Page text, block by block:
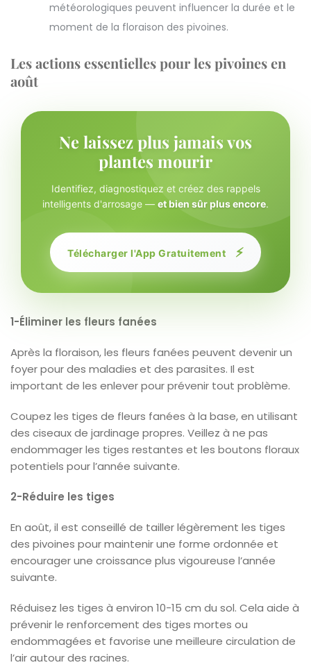
météorologiques peuvent influencer la durée et le
moment de la floraison des pivoines.
Les actions essentielles pour les pivoines en
août
Ne laissez plus jamais vos
plantes mourir
Identifiez, diagnostiquez et créez des rappels
intelligents d'arrosage — et bien sûr plus encore.
Télécharger l'App Gratuitement ⚡
1-Éliminer les fleurs fanées
Après la floraison, les fleurs fanées peuvent devenir un
foyer pour des maladies et des parasites. Il est
important de les enlever pour prévenir tout problème.
Coupez les tiges de fleurs fanées à la base, en utilisant
des ciseaux de jardinage propres. Veillez à ne pas
endommager les tiges restantes et les boutons floraux
potentiels pour l’année suivante.
2-Réduire les tiges
En août, il est conseillé de tailler légèrement les tiges
des pivoines pour maintenir une forme ordonnée et
encourager une croissance plus vigoureuse l’année
suivante.
Réduisez les tiges à environ 10-15 cm du sol. Cela aide à
prévenir le renforcement des tiges mortes ou
endommagées et favorise une meilleure circulation de
l’air autour des racines.